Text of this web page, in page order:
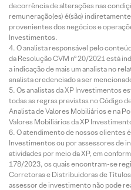
decorrência de alterações nas
remuneração(es) é(são)
provenientes dos negócios e
Investimentos.
O analista responsável pelo
da Resolução CVM nº 20/2021 está
a indicação de mais um analista no
analista credenciado a ser
Os analistas da XP Investimentos
todas as regras previstas no Código
Analista de Valores Mobiliários e na
Valores Mobiliários da XP
O atendimento de nossos clientes
Investimentos ou por assessores de
atividades por meio da XP, em
178/2023, os quais encontram-se
Corretoras e Distribuidoras de
assessor de investimento não pode